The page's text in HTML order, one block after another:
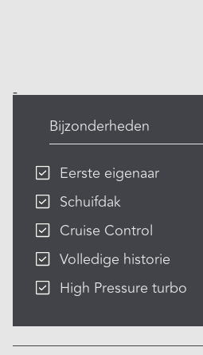
-
Bijzonderheden
Eerste eigenaar
Schuifdak
Cruise Control
Volledige historie
High Pressure turbo